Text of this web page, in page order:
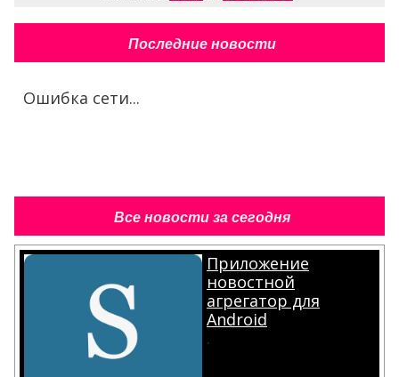
Последние новости
Ошибка сети...
Все новости за сегодня
Приложение
новостной
агрегатор для
Android
.